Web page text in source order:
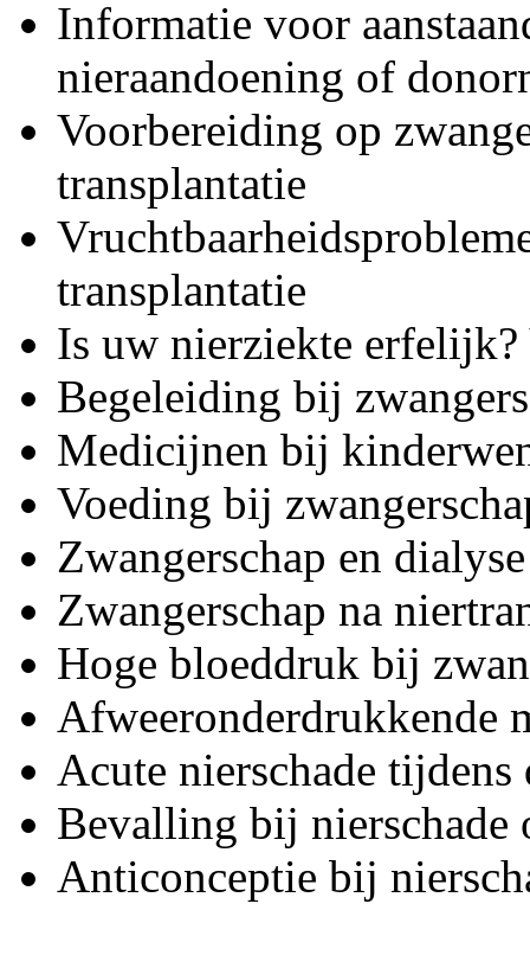
Informatie voor
nieraandoening of
Voorbereiding op
transplantatie
transplantatie
Is uw nierziekte
Begeleiding bij
Medicijnen bij
Voeding bij
Zwangerschap en dialyse
Zwangerschap na
Hoge bloeddruk bij
Afweeronderdrukkende
Acute nierschade tijdens
Bevalling bij nierschade
Anticonceptie bij